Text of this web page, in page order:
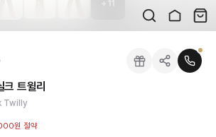
수 사진을 받을 수 있나요?
접 확인한 후 검수 사진을 제공합니다. 가죽 재질,
?
상품 하자, 사이즈 불일치, 고객 변심 모두 교환·반
수 있나요?
함께 사용하실 수 있습니다. 적립금은 1,000원 이상
신과 예술성이 깃든 에르메스 에퀴파쥬 실크 트윌리
실크 트윌리
트윌리
Twilly
원 절약